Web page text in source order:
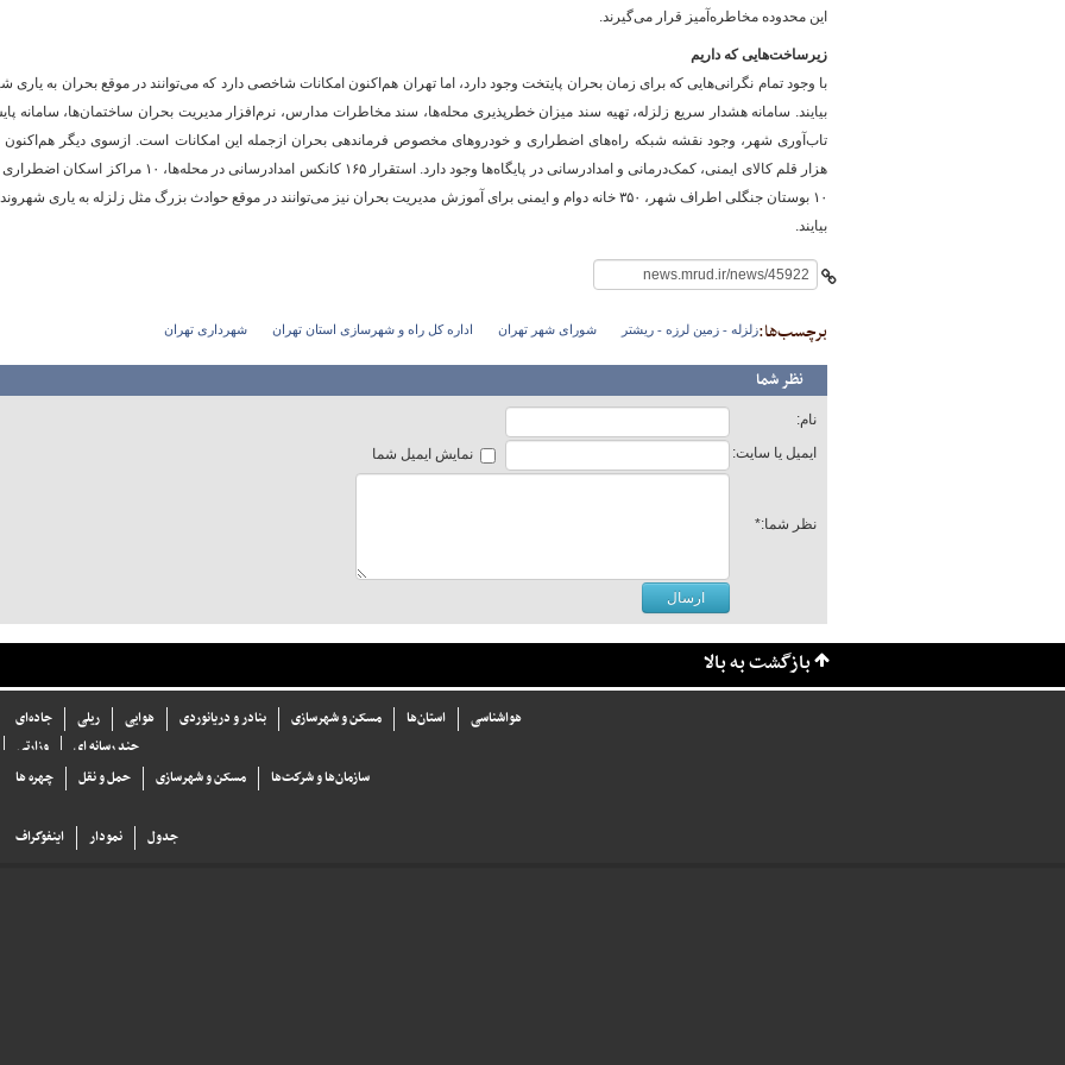
این محدوده مخاطره‌آمیز قرار می‌گیرند.
زیرساخت‌هایی که داریم
با وجود تمام نگرانی‌هایی که برای زمان بحران پایتخت وجود دارد، اما تهران هم‌اکنون امکانات شاخصی دارد که می‌توانند در موقع بحران به یاری
بیایند. سامانه هشدار سریع زلزله، تهیه سند میزان خطر‌پذیری محله‌ها، سند مخاطرات مدارس، نرم‌افزار مدیریت بحران ساختمان‌ها، سامانه
هزار قلم کالای ایمنی، کمک‌درمانی و امدادرسانی در پایگاه‌ها وجود دارد. استقرار ۱۶۵ کانکس امدادرسانی در محله‌ها، ۱۰ مراکز
۱۰ بوستان جنگلی اطراف شهر، ۳۵۰ خانه دوام و ایمنی برای آموزش مدیریت بحران نیز می‌توانند در موقع حوادث بزرگ مثل زلزله به یاری
بیایند.
برچسب‌ها:زلزله - زمین لرزه - ریشتر شورای شهر تهران اداره کل راه و شهرسازی استان تهران شهرداری تهران
نظر شما
نام:
ایمیل یا سایت:
نمایش ایمیل شما
نظر شما:*
بازگشت به بالا
جاده‌ای ریلی هوایی بنادر و دریانوردی مسکن و شهرسازی استان‌ها
هواشناسی
وزارتی
چند رسانه ای
چهره ها حمل و نقل مسکن و شهرسازی سازما‌ن‌ها و شركت‌ها
اینفوگراف نمودار جدول